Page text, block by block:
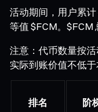
活动期间，用户累
等值 $FCM。$FCM
注意：代币数量按
实际到账价值不低于
排名 阶